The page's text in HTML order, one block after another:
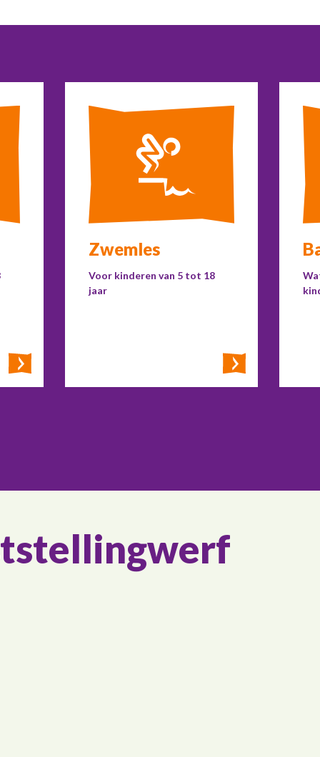
Zwemles
Voor kinderen van 5 tot 18
jaar